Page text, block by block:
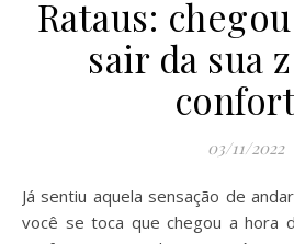
Rataus:
sair da sua
03/11/2022
Já sentiu aquela sensação de andar e não sair do lugar? E
você se toca que chegou a hora